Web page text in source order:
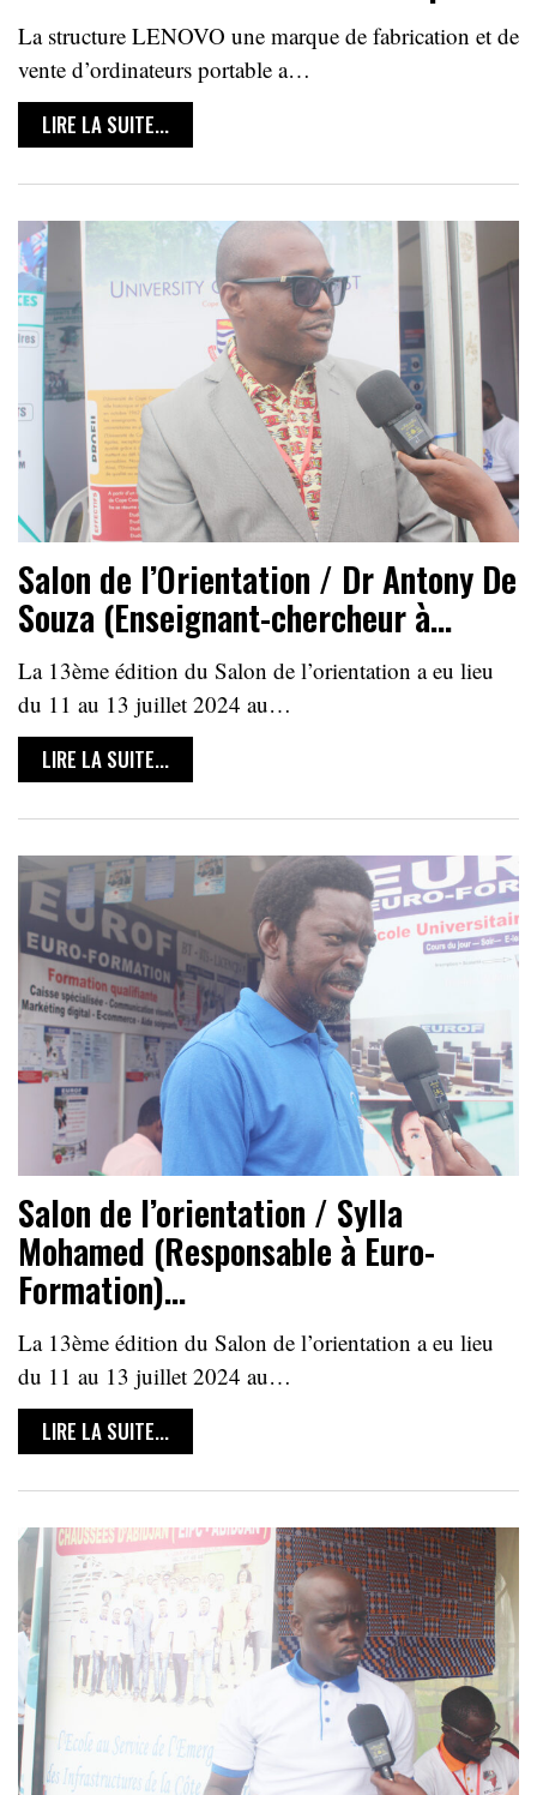
La structure LENOVO une marque de fabrication et de
vente d’ordinateurs portable a…
LIRE LA SUITE...
Salon de l’Orientation / Dr Antony De
Souza (Enseignant-chercheur à…
La 13ème édition du Salon de l’orientation a eu lieu
du 11 au 13 juillet 2024 au…
LIRE LA SUITE...
Salon de l’orientation / Sylla
Mohamed (Responsable à Euro-
Formation)…
La 13ème édition du Salon de l’orientation a eu lieu
du 11 au 13 juillet 2024 au…
LIRE LA SUITE...